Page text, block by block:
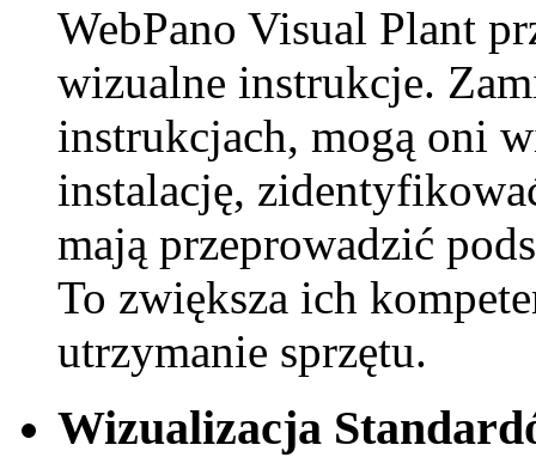
WebPano Visual Plant
wizualne instrukcje.
instrukcjach, mogą oni
instalację,
mają przeprowadzić
To zwiększa ich
utrzymanie sprzętu.
Wizualizacja